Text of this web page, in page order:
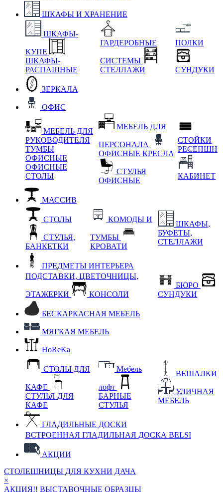
ШКАФЫ И ХРАНЕНИЕ
ШКАФЫ-
КУПЕ
ШКАФЫ-
РАСПАШНЫЕ
ГАРДЕРОБНЫЕ
СИСТЕМЫ
СТЕЛЛАЖИ
ПОЛКИ
СУНДУКИ
ЗЕРКАЛА
ОФИС
МЕБЕЛЬ ДЛЯ
РУКОВОДИТЕЛЯ
ТУМБЫ
ОФИСНЫЕ
ОФИСНЫЕ
СТОЛЫ
МЕБЕЛЬ ДЛЯ
ПЕРСОНАЛА
ОФИСНЫЕ КРЕСЛА
СТУЛЬЯ
ОФИСНЫЕ
СТОЙКИ
РЕСЕПШН
КАБИНЕТ
МАССИВ
СТОЛЫ
СТУЛЬЯ,
БАНКЕТКИ
КОМОДЫ И
ТУМБЫ
КРОВАТИ
ШКАФЫ,
БУФЕТЫ,
СТЕЛЛАЖИ
ПРЕДМЕТЫ ИНТЕРЬЕРА
ПОДСТАВКИ, ЦВЕТОЧНИЦЫ,
ЭТАЖЕРКИ КОНСОЛИ
БЮРО
СУНДУКИ
БЕСКАРКАСНАЯ МЕБЕЛЬ
МЯГКАЯ МЕБЕЛЬ
HoReKa
СТОЛЫ ДЛЯ
КАФЕ
СТУЛЬЯ ДЛЯ
КАФЕ
Мебель
лофт
БАРНЫЕ
СТУЛЬЯ
ВЕШАЛКИ
УЛИЧНАЯ
МЕБЕЛЬ
ГЛАДИЛЬНЫЕ ДОСКИ
ВСТРОЕННАЯ ГЛАДИЛЬНАЯ ДОСКА BELSI
АКЦИИ
СТОЛЕШНИЦЫ ДЛЯ КУХНИ ДАЧА
×
АКЦИЯ!! ВЫСТАВОЧНЫЕ ОБРАЗЦЫ